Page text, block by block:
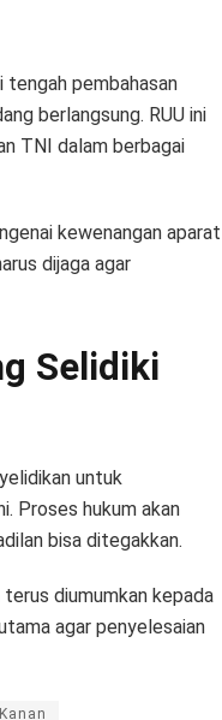
tengah pembahasan
berlangsung. RUU ini
TNI dalam berbagai
kewenangan aparat
dijaga agar
Selidiki
untuk
Proses hukum akan
bisa ditegakkan.
diumumkan kepada
agar penyelesaian